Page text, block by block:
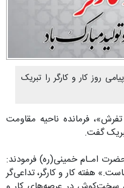
روز کار و کارگر را تبریک
فرمانده ناحیه مقاومت
گفت.
حضرت امـام خمینی(ره) فرمودند:
هفته کار و کارگر، تداعی‌گر